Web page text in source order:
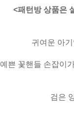
<패턴방 상품은
귀여운 아
예쁜 꽃핸들 손잡이
검은